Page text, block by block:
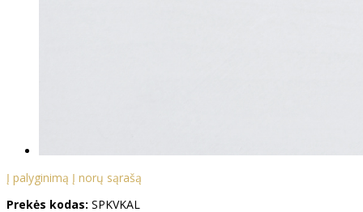
Į palyginimą Į norų sąrašą
Prekės kodas: SPKVKAL